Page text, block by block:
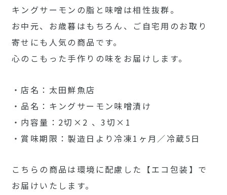
キングサーモンの脂と味噌は相性抜群。
お中元、お歳暮はもちろん、ご自宅用のお取り
寄せにも人気の商品です。
心のこもった手作りの味をお届けします。
・店名：太田鮮魚店
・品名：キングサーモン味噌漬け
・内容量：2切×2 、3切×1
・賞味期限：製造日より冷凍1ヶ月／冷蔵5日
こちらの商品は環境に配慮した【エコ包装】で
お届けいたします。